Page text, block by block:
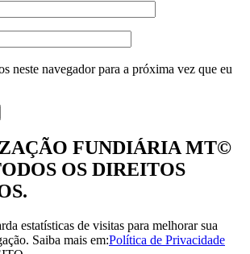
neste navegador para a próxima vez que eu
FUNDIÁRIA MT©
OS DIREITOS
estatísticas de visitas para melhorar sua
Saiba mais em:Política de Privacidade